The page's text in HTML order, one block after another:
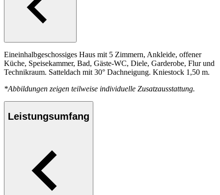
Eineinhalbgeschossiges Haus mit 5 Zimmern, Ankleide, offener
Küche, Speisekammer, Bad, Gäste-WC, Diele, Garderobe, Flur und
Technikraum. Satteldach mit 30° Dachneigung. Kniestock 1,50 m.
*Abbildungen zeigen teilweise individuelle Zusatzausstattung.
Leistungsumfang